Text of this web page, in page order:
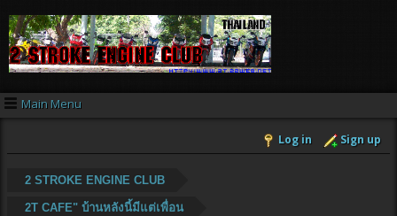
Main Menu
Log in Sign up
2 STROKE ENGINE CLUB
2T CAFE" บ้านหลังนี้มีแต่เพื่อน